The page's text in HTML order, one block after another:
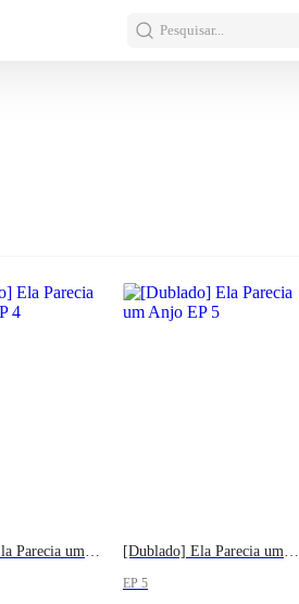
Pesquisar...
[Dublado] Ela Parecia um Anjo [Dublado] Ela Parecia um Anjo
EP 5